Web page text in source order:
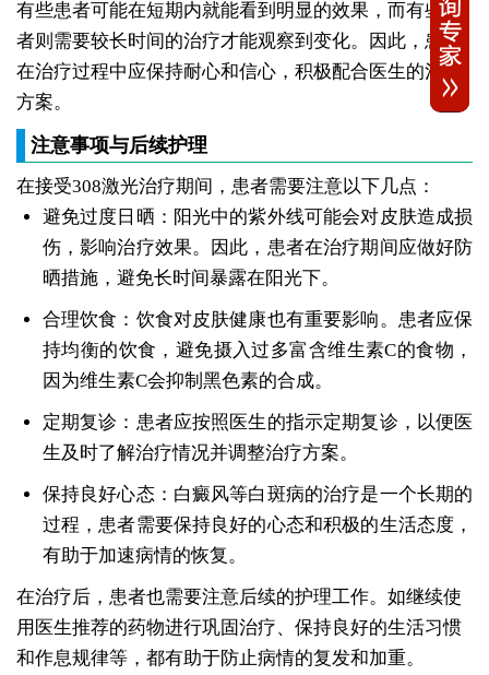
有些患者可能在短期内就能看到明显的效果，而有些患
者则需要较长时间的治疗才能观察到变化。因此，患者
在治疗过程中应保持耐心和信心，积极配合医生的治疗
方案。
注意事项与后续护理
在接受308激光治疗期间，患者需要注意以下几点：
避免过度日晒：阳光中的紫外线可能会对皮肤造成损
伤，影响治疗效果。因此，患者在治疗期间应做好防
晒措施，避免长时间暴露在阳光下。
合理饮食：饮食对皮肤健康也有重要影响。患者应保
持均衡的饮食，避免摄入过多富含维生素C的食物，
因为维生素C会抑制黑色素的合成。
定期复诊：患者应按照医生的指示定期复诊，以便医
生及时了解治疗情况并调整治疗方案。
保持良好心态：白癜风等白斑病的治疗是一个长期的
过程，患者需要保持良好的心态和积极的生活态度，
有助于加速病情的恢复。
在治疗后，患者也需要注意后续的护理工作。如继续使
用医生推荐的药物进行巩固治疗、保持良好的生活习惯
和作息规律等，都有助于防止病情的复发和加重。